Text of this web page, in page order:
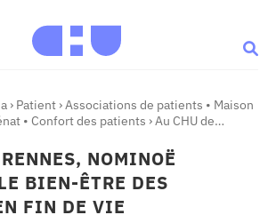
› Patient ›Associations de patients • Maison
• Confort des patients ›Au CHU de
NOMINOË
BIEN-ÊTRE DES
FIN DE VIE